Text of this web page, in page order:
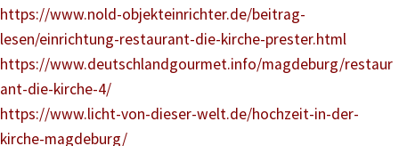
https://www.nold-objekteinrichter.de/beitrag-
lesen/einrichtung-restaurant-die-kirche-prester.html
https://www.deutschlandgourmet.info/magdeburg/restaur
ant-die-kirche-4/
https://www.licht-von-dieser-welt.de/hochzeit-in-der-
kirche-magdeburg/